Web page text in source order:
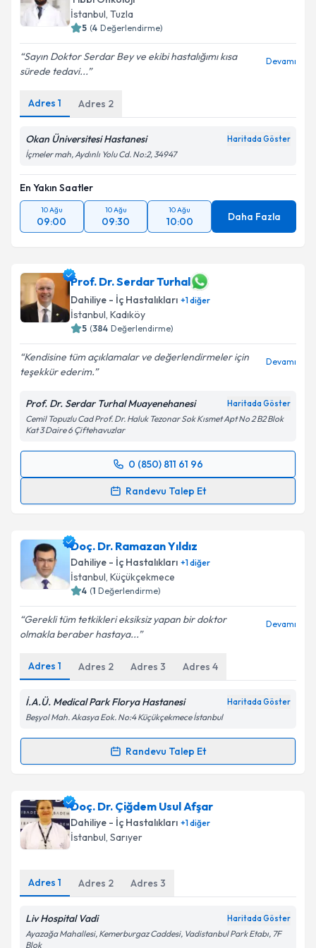
İstanbul, Tuzla
5 (4 Değerlendirme)
Sayın Doktor Serdar Bey ve ekibi hastalığımı kısa
sürede tedavi...
Devamı
Adres 1 Adres 2
Okan Üniversitesi Hastanesi Haritada Göster
İçmeler mah, Aydınlı Yolu Cd. No:2, 34947
En Yakın Saatler
10 Ağu
09:00
10 Ağu
09:30
10 Ağu
10:00 Daha Fazla
Prof. Dr. Serdar Turhal
Dahiliye - İç Hastalıkları +1diğer
İstanbul, Kadıköy
5 (384 Değerlendirme)
Kendisine tüm açıklamalar ve değerlendirmeler için
teşekkür ederim.
Devamı
Prof. Dr. Serdar Turhal Muayenehanesi Haritada Göster
Cemil Topuzlu Cad Prof. Dr. Haluk Tezonar Sok Kısmet Apt No 2 B2 Blok
Kat 3 Daire 6 Çiftehavuzlar
0 (850) 811 61 96
Randevu Talep Et
Randevu Takvimi Talebi
takvim hazırlandığında e-posta ile bilgilendireceğiz.
E-posta Adresiniz
Kişisel verilerimin işlenmesine ilişkin
kapsamda işlenmesini kabul ediyorum.
Takvim Talebini Gönder
Doç. Dr. Ramazan Yıldız
Dahiliye - İç Hastalıkları +1diğer
İstanbul, Küçükçekmece
4 (1 Değerlendirme)
Gerekli tüm tetkikleri eksiksiz yapan bir doktor
olmakla beraber hastaya...
Devamı
Adres 1 Adres 2 Adres 3 Adres 4
İ.A.Ü. Medical Park Florya Hastanesi Haritada Göster
Beşyol Mah. Akasya Eok. No:4 Küçükçekmece İstanbul
Randevu Talep Et
Randevu Takvimi Talebi
Doç. Dr. Ramazan Yıldıziçin randevu takvimi talebi
oluşturun. Size bu uzmandan randevu almanız için bir
takvim hazırlandığında e-posta ile bilgilendireceğiz.
Kişisel verilerimin işlenmesine ilişkinAydınlatma
Doç. Dr. Çiğdem Usul Afşar
Dahiliye - İç Hastalıkları +1diğer
İstanbul, Sarıyer
Adres 1 Adres 2 Adres 3
Liv Hospital Vadi Haritada Göster
Ayazağa Mahallesi, Kemerburgaz Caddesi, Vadistanbul Park Etabı, 7F
Blok